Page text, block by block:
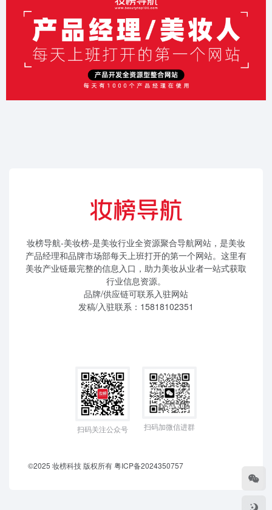
妆榜导航-美妆榜-是美妆行业全资源聚合导航网站，是美妆
产品经理和品牌市场部每天上班打开的第一个网站。这里有
美妆产业链最完整的信息入口，助力美妆从业者一站式获取
行业信息资源。
品牌/供应链可联系入驻网站
发稿/入驻联系：15818102351
扫码关注公众号 扫码加微信进群
©2025 妆榜科技 版权所有粤ICP备2024350757